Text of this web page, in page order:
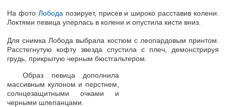
На фото Лободапозирует, присев и широко расставив колени.
Локтями певица уперлась в колени и опустила кисти вниз.
Для снимка Лобода выбрала костюм с леопардовым принтом.
Расстегнутую кофту звезда спустила с плеч, демонстрируя
грудь, прикрытую черным бюстгальтером.
Образ певица дополнила
массивным кулоном и перстнем,
солнцезащитными очками и
черными шлепанцами.